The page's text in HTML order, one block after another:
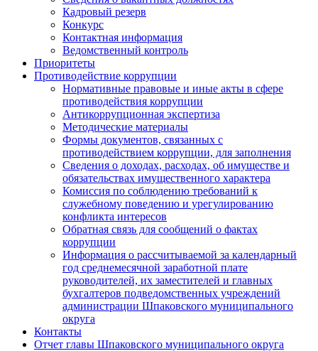
Кадровый резерв
Конкурс
Контактная информация
Ведомственный контроль
Приоритеты
Противодействие коррупции
Нормативные правовые и иные акты в сфере
противодействия коррупции
Антикоррупционная экспертиза
Методические материалы
Формы документов, связанных с
противодействием коррупции, для заполнения
Сведения о доходах, расходах, об имуществе и
обязательствах имущественного характера
Комиссия по соблюдению требований к
служебному поведению и урегулированию
конфликта интересов
Обратная связь для сообщений о фактах
коррупции
Информация о рассчитываемой за календарный
год среднемесячной заработной плате
руководителей, их заместителей и главных
бухгалтеров подведомственных учреждений
администрации Шпаковского муниципального
округа
Контакты
Отчет главы Шпаковского муниципального округа